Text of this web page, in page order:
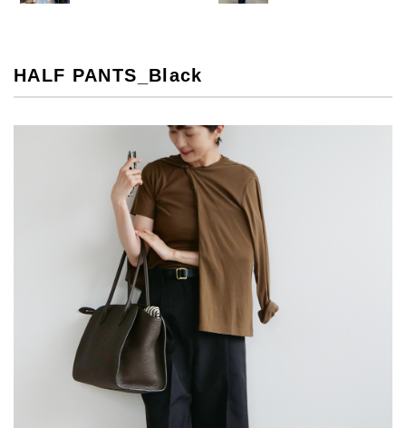
HALF PANTS_Black